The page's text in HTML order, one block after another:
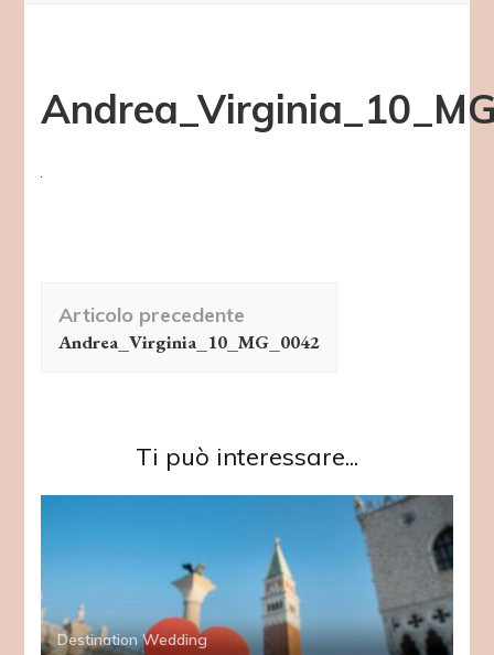
articolo
Articolo precedente
Andrea_Virginia_10_MG_0042
Ti può interessare...
Destination Wedding